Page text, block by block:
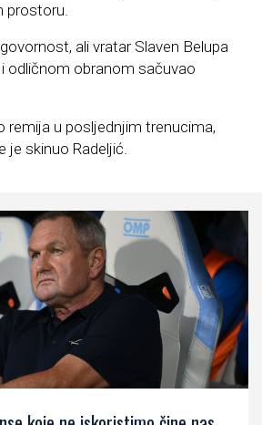
prostoru.
ali vratar Slaven Belupa
i odličnom obranom sačuvao
remija u posljednjim trenucima,
je skinuo Radeljić.